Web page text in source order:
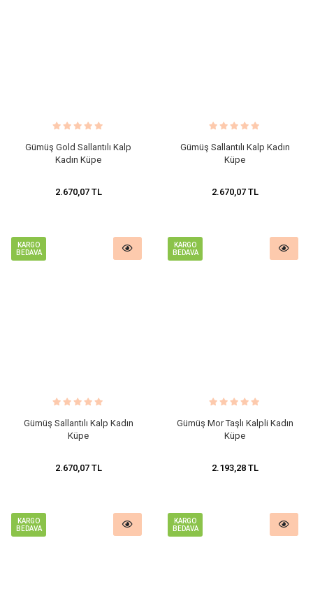
​Gümüş Gold Sallantılı Kalp
Kadın Küpe
2.670,07 TL
​Gümüş Sallantılı Kalp Kadın
Küpe
2.670,07 TL
KARGO
BEDAVA
​Gümüş Sallantılı Kalp Kadın
Küpe
2.670,07 TL
KARGO
BEDAVA
Gümüş Mor Taşlı Kalpli Kadın
Küpe
2.193,28 TL
KARGO
BEDAVA
KARGO
BEDAVA